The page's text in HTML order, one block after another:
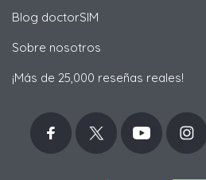
Blog doctorSIM
Sobre nosotros
¡Más de 25,000 reseñas reales!